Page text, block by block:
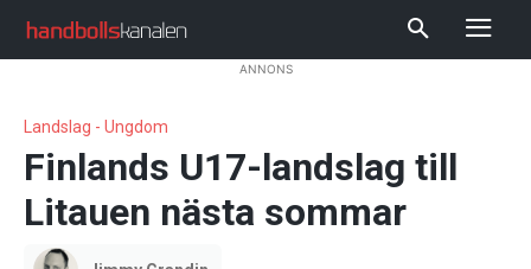
ANNONS
Landslag - Ungdom
Finlands U17-landslag till
Litauen nästa sommar